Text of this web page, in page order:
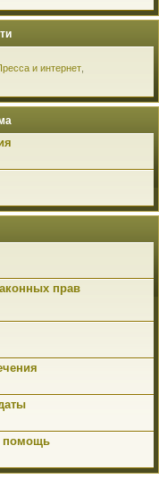
и интернет
прав
помощь